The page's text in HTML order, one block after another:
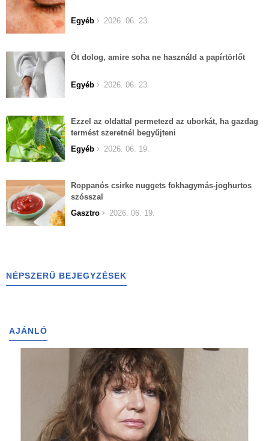
Egyéb 2026. 06. 23.
Öt dolog, amire soha ne használd a papírtörlőt
Egyéb 2026. 06. 23.
Ezzel az oldattal permetezd az uborkát, ha gazdag
termést szeretnél begyűjteni
Egyéb
2026. 06. 19.
Roppanós csirke nuggets fokhagymás-joghurtos
szósszal
Gasztro
2026. 06. 19.
NÉPSZERŰ BEJEGYZÉSEK
AJÁNLÓ